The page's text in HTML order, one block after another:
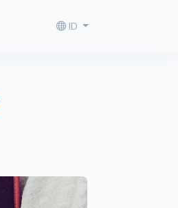
ID